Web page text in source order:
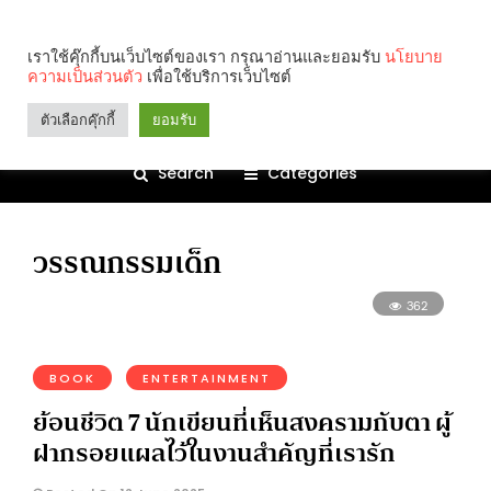
Search Categories
วรรณกรรมเด็ก
362
BOOK ENTERTAINMENT
ย้อนชีวิต 7 นักเขียนที่เห็นสงครามกับตา ผู้
ฝากรอยแผลไว้ในงานสำคัญที่เรารัก
เราใช้คุ๊กกี้บนเว็บไซต์ของเรา กรุณาอ่านและยอมรับ นโยบาย
ความเป็นส่วนตัว เพื่อใช้บริการเว็บไซต์
ตัวเลือกคุ๊กกี้ ยอมรับ